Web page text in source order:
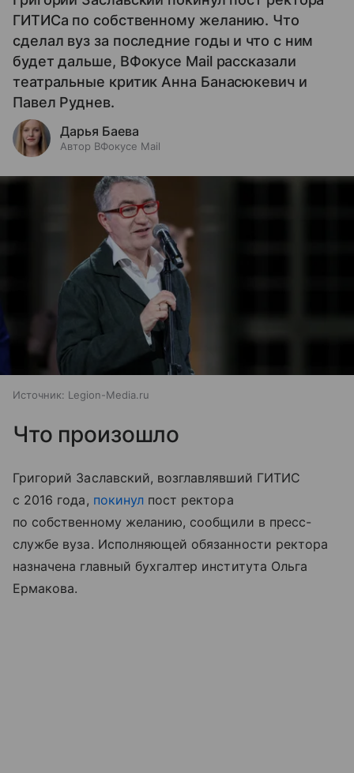
ГИТИСа по собственному желанию. Что
сделал вуз за последние годы и что с ним
будет дальше, ВФокусе Mail рассказали
театральные критик Анна Банасюкевич и
Павел Руднев.
Дарья Баева
Автор ВФокусе Mail
Источник: Legion-Media.ru
Что произошло
Григорий Заславский, возглавлявший ГИТИС
с 2016 года, покинулпост ректора
по собственному желанию, сообщили в пресс-
службе вуза. Исполняющей обязанности ректора
назначена главный бухгалтер института Ольга
Ермакова.